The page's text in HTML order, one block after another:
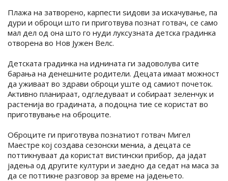
Плажа на затворено, карпести ѕидови за искачување, па
дури и оброци што ги приготвува познат готвач, се само
мал дел од она што го нуди луксузната детска градинка
отворена во Нов Јужен Велс.
Детската градинка на иднината ги задоволува сите
барања на денешните родители. Децата имаат можност
да уживаат во здрави оброци уште од самиот почеток.
Активно планираат, одгледуваат и собираат зеленчук и
растенија во градината, а подоцна тие се користат во
приготвување на оброците.
Оброците ги приготвува познатиот готвач Мигел
Маестре кој создава сезонски мениа, а децата се
поттикнуваат да користат вистински прибор, да јадат
јадења од другите култури и заедно да седат на маса за
да се поттикне разговор за време на јадењето.